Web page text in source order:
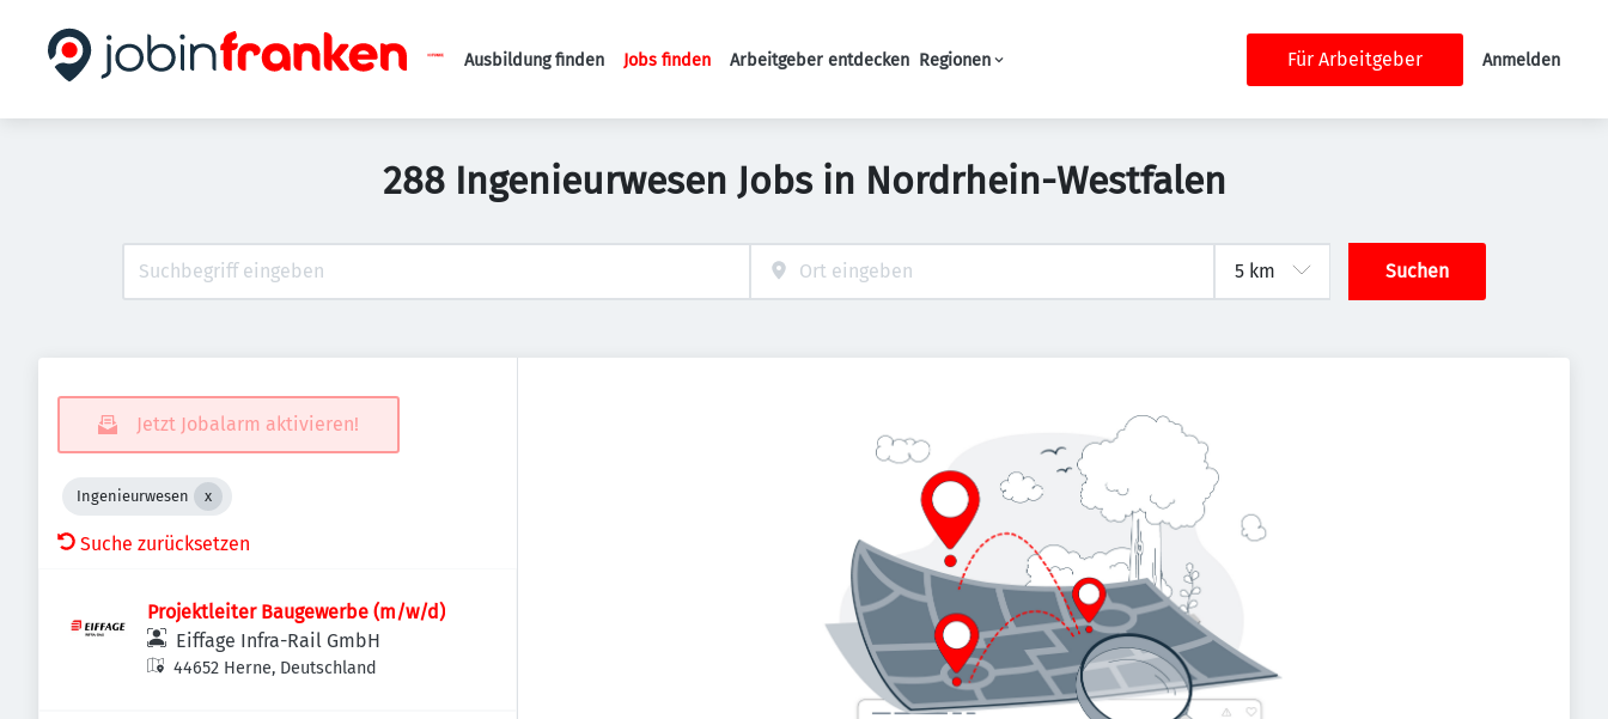
Haupt-Navigation
Ausbildung finden Jobs finden Arbeitgeber entdecken Regionen Für Arbeitgeber Anmelden
288 Ingenieurwesen Jobs in Nordrhein-Westfalen
Suchen
Jetzt Jobalarm aktivieren!
Ingenieurwesen
Suche zurücksetzen
Projektleiter Baugewerbe (m/w/d)
Eiffage Infra-Rail GmbH
44652 Herne, Deutschland